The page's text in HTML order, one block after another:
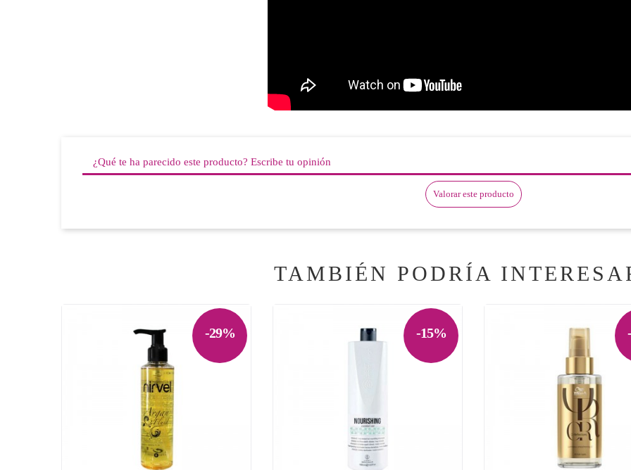
¿Qué te ha parecido este producto? Escribe tu opinión
Valorar este producto
TAMBIÉN PODRÍA
-29% -15%